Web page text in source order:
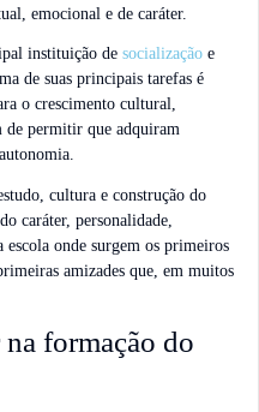
emocional e de caráter.
instituição de socialização e
de suas principais tarefas é
o crescimento cultural,
de permitir que adquiram
cultura e construção do
caráter, personalidade,
escola onde surgem os primeiros
amizades que, em muitos
formação do